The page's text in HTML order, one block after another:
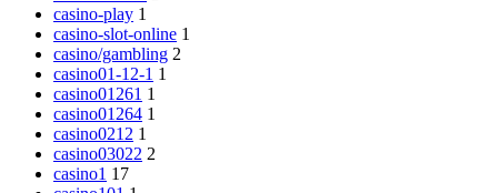
casino-play 1
casino-slot-online 1
casino/gambling 2
casino01-12-1 1
casino01261 1
casino01264 1
casino0212 1
casino03022 2
casino1 17